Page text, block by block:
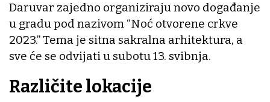
Daruvar zajedno organiziraju novo događanje
u gradu pod nazivom “Noć otvorene crkve
2023.” Tema je sitna sakralna arhitektura, a
sve će se odvijati u subotu 13. svibnja.
Različite lokacije